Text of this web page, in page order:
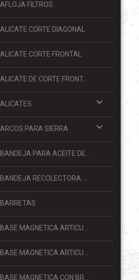
AFLOJA FILTROS
ALICATE CORTE DIAGONAL
ALICATE CORTE FRONTAL
ALICATE DE CORTE FRONTAL 8 PULGADAS
ALICATES
ARCOS PARA SIERRA
BARRETAS